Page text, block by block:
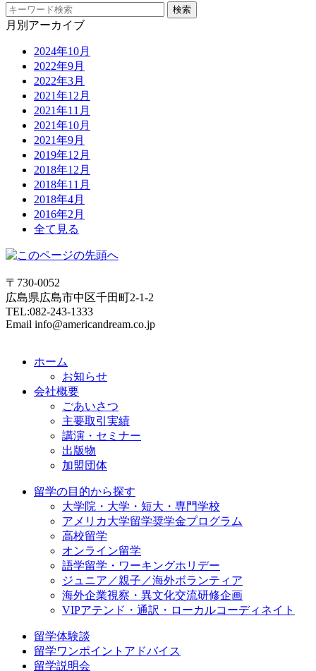
月別アーカイブ
2024年10月
2022年9月
2022年3月
2021年12月
2021年11月
2021年10月
2021年9月
2019年12月
2018年12月
2018年11月
2018年4月
2016年2月
全て見る
〒730-0052
広島県広島市中区千田町2-1-2
TEL:082-243-1333
Email info@americandream.co.jp
ホーム
お知らせ
会社概要
ごあいさつ
主要取引実績
講演・セミナー
出版物
加盟団体
留学の目的から探す
大学院・大学・短大・専門学校
アメリカ大学留学奨学金プログラム
高校留学
オンライン留学
語学留学・ワーキングホリデー
ジュニア／親子／海外ボランティア
海外企業視察・異文化交流研修企画
VIPアテンド・通訳・ローカルコーディネイト
留学体験談
留学ワンポイントアドバイス
留学説明会